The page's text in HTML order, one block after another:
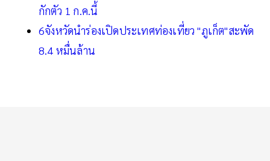
กักตัว 1 ก.ค.นี้
6จังหวัดนำร่องเปิดประเทศท่องเที่ยว "ภูเก็ต"สะพัด
8.4 หมื่นล้าน